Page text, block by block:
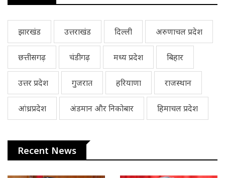
झारखंड उत्तराखंड दिल्ली अरुणाचल प्रदेश
छत्तीसगढ़ चंडीगढ़ मध्य प्रदेश बिहार
उत्तर प्रदेश गुजरात हरियाणा राजस्थान
आंध्रप्रदेश अंडमान और निकोबार हिमाचल प्रदेश
Recent News